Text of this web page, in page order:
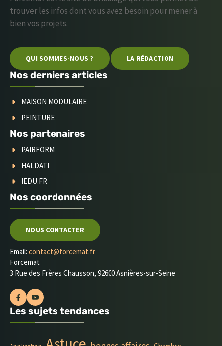
trouver les infos dont vous avez besoin pour mener à
bien vos projets.
QUI SOMMES-NOUS ? LA RÉDACTION
Nos derniers articles
MAISON MODULAIRE
PEINTURE
Nos partenaires
PAIRFORM
HALDATI
IEDU.FR
Nos coordonnées
NOUS CONTACTER
Email: contact@forcemat.fr
Forcemat
3 Rue des Frères Chausson, 92600 Asnières-sur-Seine
Les sujets tendances